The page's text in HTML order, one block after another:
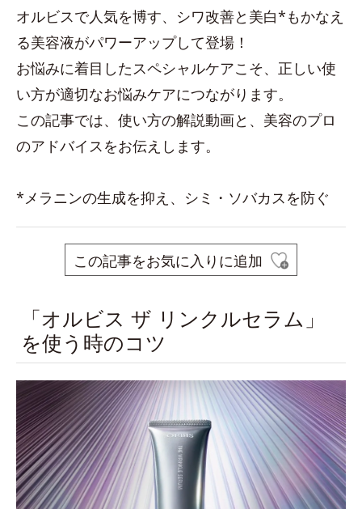
オルビスで人気を博す、シワ改善と美白*もかなえ
る美容液がパワーアップして登場！
お悩みに着目したスペシャルケアこそ、正しい使
い方が適切なお悩みケアにつながります。
この記事では、使い方の解説動画と、美容のプロ
のアドバイスをお伝えします。
*メラニンの生成を抑え、シミ・ソバカスを防ぐ
この記事をお気に入りに追加
「オルビス ザ リンクルセラム」
を使う時のコツ